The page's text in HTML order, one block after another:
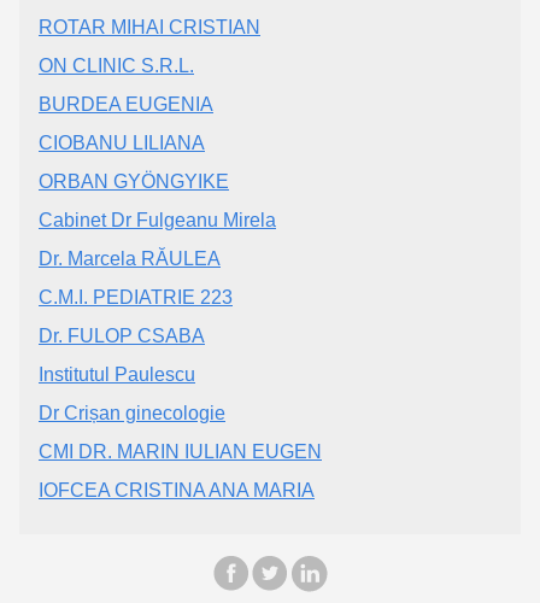
ROTAR MIHAI CRISTIAN
ON CLINIC S.R.L.
BURDEA EUGENIA
CIOBANU LILIANA
ORBAN GYÖNGYIKE
Cabinet Dr Fulgeanu Mirela
Dr. Marcela RĂULEA
C.M.I. PEDIATRIE 223
Dr. FULOP CSABA
Institutul Paulescu
Dr Crișan ginecologie
CMI DR. MARIN IULIAN EUGEN
IOFCEA CRISTINA ANA MARIA